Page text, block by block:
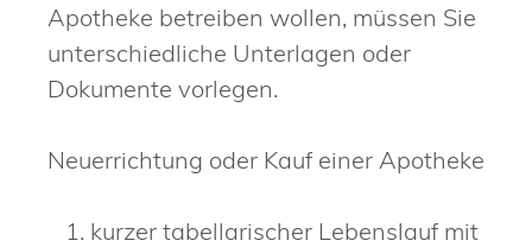
Apotheke betreiben wollen, müssen Sie
unterschiedliche Unterlagen oder
Dokumente vorlegen.
Neuerrichtung oder Kauf einer Apotheke
kurzer tabellarischer Lebenslauf mit